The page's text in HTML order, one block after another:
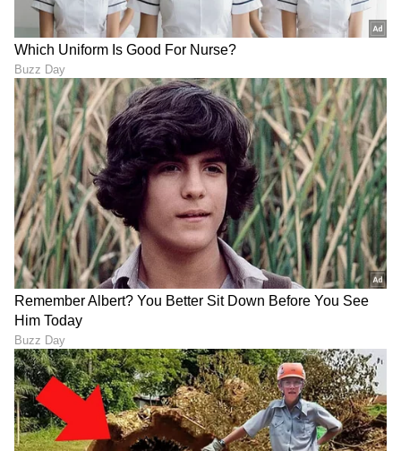
ABOUT THE AUTHOR
SK Sathish Kumar KH
ವಿಜಯನಗರ ಜಿಲ್ಲೆ ಕಂದಗಲ್‌ಪುರ ಗ್ರಾಮದವನು ಮೂಲತಃ ಶಿಕ್ಷಕ.
ಆದರೆ, ಆಕರ್ಷಿಸಿದ್ದು ಪತ್ರಿಕೋದ್ಯಮ. ಎಂಟು ವರ್ಷಗಳಿಂದ
ಪ್ರಜಾವಾಣಿ, ವಿಜಯವಾಣಿ ನಂತರ ಇದೀಗ ಏಷ್ಯಾನೆಟ್ ಕನ್ನಡದಲ್ಲಿ
ಕಾರ್ಯನಿರ್ವಹಿಸುತ್ತಿದ್ದೇನೆ. ಕರ್ನಾಟಕ ರಾಜಕಾರಣ ನೆಚ್ಚಿನ ಕ್ಷೇತ್ರ.
ಡಿಜಿಟಲ್ ಮಾಧ್ಯಮಕ್ಕನುಗುಣವಾಗಿ ಶಿಕ್ಷಣ, ಆರೋಗ್ಯ, ಸಿನಿಮಾ
ಸುದ್ದಿಗಳನ್ನೂ ಬರೆಯುತ್ತೇನೆ. ಕ್ರಿಕೆಟ್, ಕೃಷಿ ಇಷ್ಟ. ಓದು ನೆಚ್ಚಿನ
ಹವ್ಯಾಸ.
ಪ್ರವಾಸೋದ್ಯಮ ಉತ್ತರ ಕನ್ನಡ ಕರ್ನಾಟಕ ಸುದ್ದಿ ಪ್ರವಾಸ